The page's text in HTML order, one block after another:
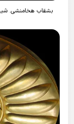
بشقاب هخامنشی.